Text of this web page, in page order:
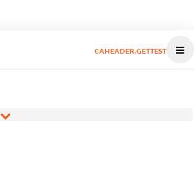
CAHEADER.GETTEST